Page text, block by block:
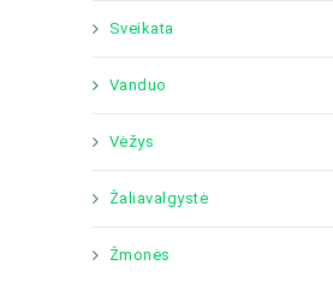
Sveikata
Vanduo
Vėžys
Žaliavalgystė
Žmonės